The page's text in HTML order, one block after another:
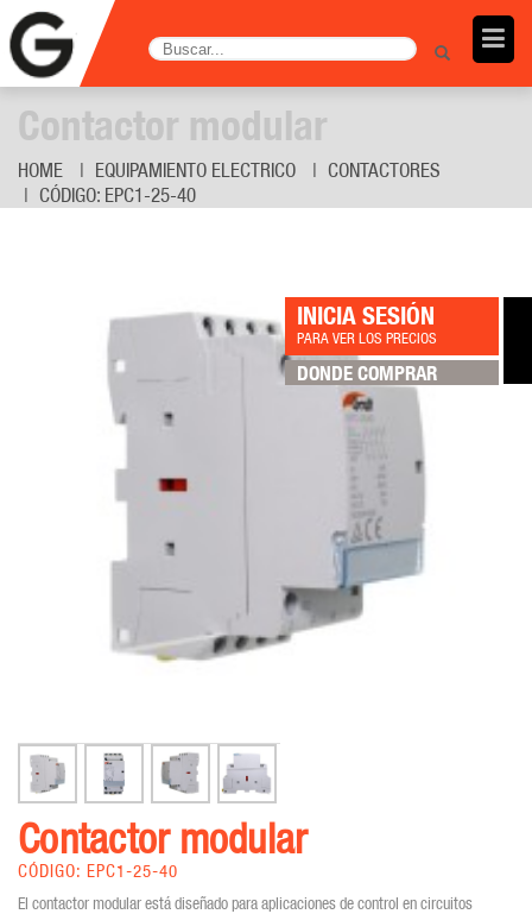
Contactor modular
HOME EQUIPAMIENTO ELECTRICO
CONTACTORES
CÓDIGO: EPC1-25-40
INICIA SESIÓN
PARA VER LOS PRECIOS
DONDE COMPRAR
Contactor modular
CÓDIGO: EPC1-25-40
El contactor modular está diseñado para aplicaciones de control en circuitos